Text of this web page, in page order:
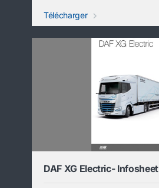
Télécharger
DAF XG Electric- Infosheet